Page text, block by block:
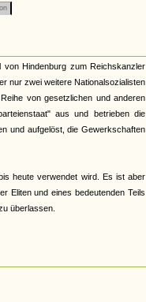
von Hindenburg zum Reichskanzler
nur zwei weitere Nationalsozialisten
von gesetzlichen und anderen
aus und betrieben die
und aufgelöst, die Gewerkschaften
heute verwendet wird. Es ist aber
Eliten und eines bedeutenden Teils
überlassen.